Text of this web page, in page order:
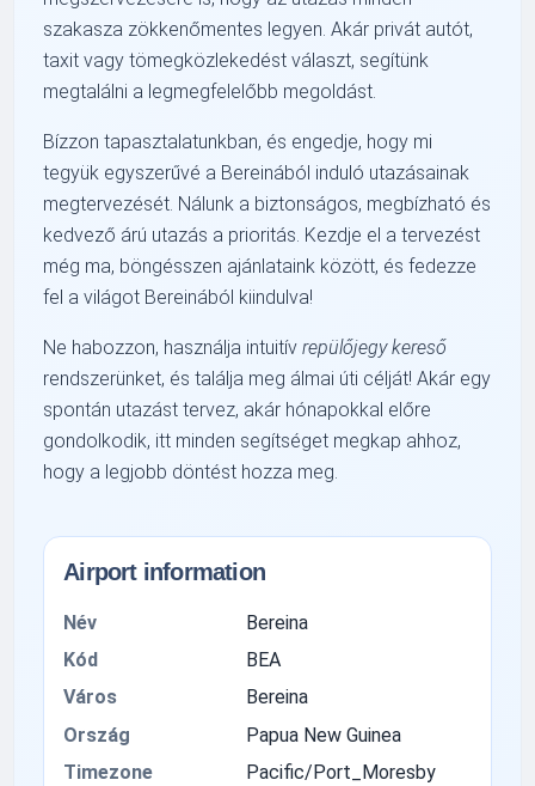
szakasza zökkenőmentes legyen. Akár privát autót,
taxit vagy tömegközlekedést választ, segítünk
megtalálni a legmegfelelőbb megoldást.
Bízzon tapasztalatunkban, és engedje, hogy mi
tegyük egyszerűvé a Bereinából induló utazásainak
megtervezését. Nálunk a biztonságos, megbízható és
kedvező árú utazás a prioritás. Kezdje el a tervezést
még ma, böngésszen ajánlataink között, és fedezze
fel a világot Bereinából kiindulva!
Ne habozzon, használja intuitívrepülőjegy kereső
rendszerünket, és találja meg álmai úti célját! Akár egy
spontán utazást tervez, akár hónapokkal előre
gondolkodik, itt minden segítséget megkap ahhoz,
hogy a legjobb döntést hozza meg.
Airport information
Név
Bereina
Kód
BEA
Város
Bereina
Ország
Papua New Guinea
Timezone
Pacific/Port_Moresby